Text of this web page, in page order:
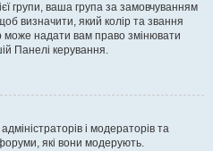
групи, ваша група за замовчуванням
визначити, який колір та звання
може надати вам право змінювати
Панелі керування.
і модераторів та
які вони модерують.